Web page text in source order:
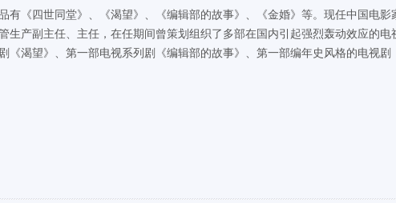
有《四世同堂》、《渴望》、《编辑部的故事》、《金婚》等。现任中国电影
生产副主任、主任，在任期间曾策划组织了多部在国内引起强烈轰动效应的
《渴望》、第一部电视系列剧《编辑部的故事》、第一部编年史风格的电视剧